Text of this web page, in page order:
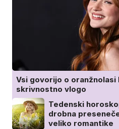
Vsi govorijo o
skrivnostno vlogo
Tedenski
drobna
veliko romantike